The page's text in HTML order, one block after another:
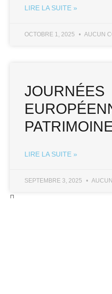
LIRE LA SUITE »
OCTOBRE 1, 2025 AUCUN
JOURNÉES
LIRE LA SUITE »
SEPTEMBRE 3, 2025